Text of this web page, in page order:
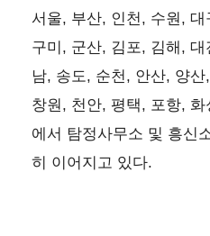
서울, 부산, 인천, 수원,
구미, 군산, 김포, 김해,
남, 송도, 순천, 안산, 양
창원, 천안, 평택, 포항,
에서 탐정사무소 및 흥신
히 이어지고 있다.